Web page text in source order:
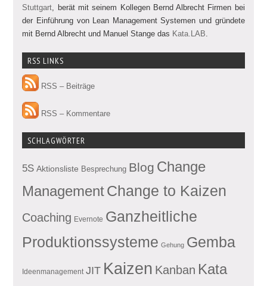
Stuttgart , berät mit seinem Kollegen Bernd Albrecht Firmen bei
der Einführung von Lean Management Systemen und gründete
mit Bernd Albrecht und Manuel Stange das Kata.LAB
RSS LINKS
RSS – Beiträge
RSS – Kommentare
SCHLAGWÖRTER
5S Aktionsliste Besprechung Blog Change
ManagementChange to Kaizen
Coaching Evernote Ganzheitliche
Produktionssysteme Gehung Gemba
Ideenmanagement JIT Kaizen Kanban Kata